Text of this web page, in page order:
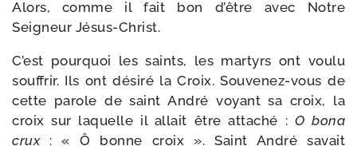
Alors, comme il fait bon d’être avec Notre
Seigneur Jésus-Christ.
C’est pour­quoi les saints, les mar­tyrs ont vou­lu
souf­frir. Ils ont dési­ré la Croix. Souvenez-​vous de
cette parole de saint André voyant sa croix, la
croix sur laquelle il allait être atta­ché : O bona
crux: « Ô bonne croix ». Saint André savait